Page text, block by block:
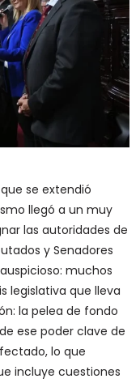
se extendió
llegó a un muy
las autoridades de
y Senadores
muchos
legislativa que lleva
la pelea de fondo
ese poder clave de
lo que
incluye cuestiones